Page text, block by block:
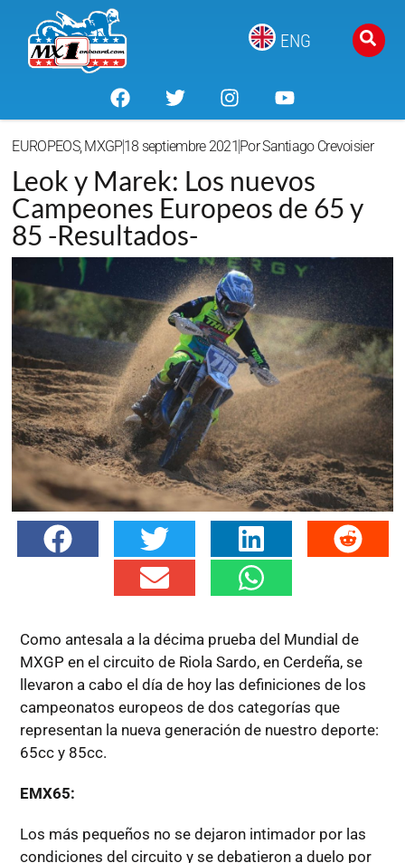
ENG
EUROPEOS, MXGP18 septiembre 2021 PorSantiago Crevoisier
Leok y Marek: Los nuevos
Campeones Europeos de 65 y
85 -Resultados-
Como antesala a la décima prueba del Mundial de
MXGP en el circuito de Riola Sardo, en Cerdeña, se
llevaron a cabo el día de hoy las definiciones de los
campeonatos europeos de dos categorías que
representan la nueva generación de nuestro deporte:
65cc y 85cc.
EMX65:
Los más pequeños no se dejaron intimador por las
condiciones del circuito y se debatieron a duelo por